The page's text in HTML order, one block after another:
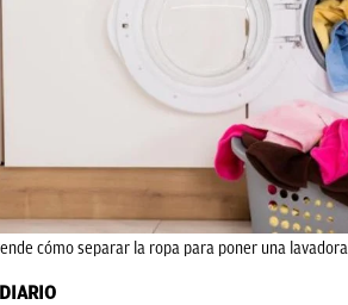
cómo separar la ropa para poner una lavadora